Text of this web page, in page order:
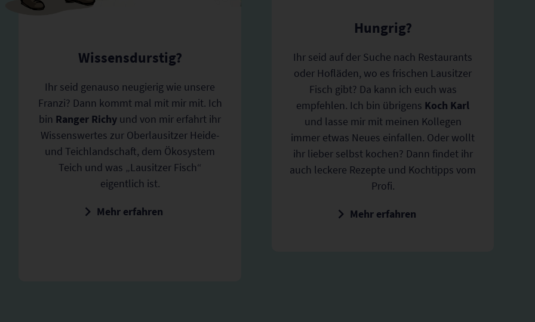
Wissensdurstig?
Ihr seid genauso neugierig wie unsere
Franzi? Dann kommt mal mit mir mit. Ich
bin Ranger Richy und von mir erfahrt ihr
Wissenswertes zur Oberlausitzer Heide-
und Teichlandschaft, dem Ökosystem
Teich und was „Lausitzer Fisch“
eigentlich ist.
Mehr erfahren
Hungrig?
Ihr seid auf der Suche nach Restaurants
oder Hofläden, wo es frischen Lausitzer
Fisch gibt? Da kann ich euch was
empfehlen. Ich bin übrigens Koch Karl
und lasse mir mit meinen Kollegen
immer etwas Neues einfallen. Oder wollt
ihr lieber selbst kochen? Dann findet ihr
auch leckere Rezepte und Kochtipps vom
Profi.
Mehr erfahren